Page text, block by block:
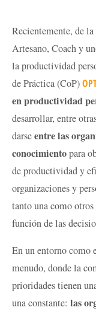
Recientemente, de
Artesano, Coach y
la productividad
de Práctica (CoP)
en productividad
desarrollar, entre
darseentre las
conocimientopara
de productividad y
organizaciones y
tanto una como
función de las
En un entorno como
menudo, donde la
prioridades tienen
una constante: las